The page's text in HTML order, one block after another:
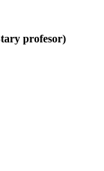
profesor)